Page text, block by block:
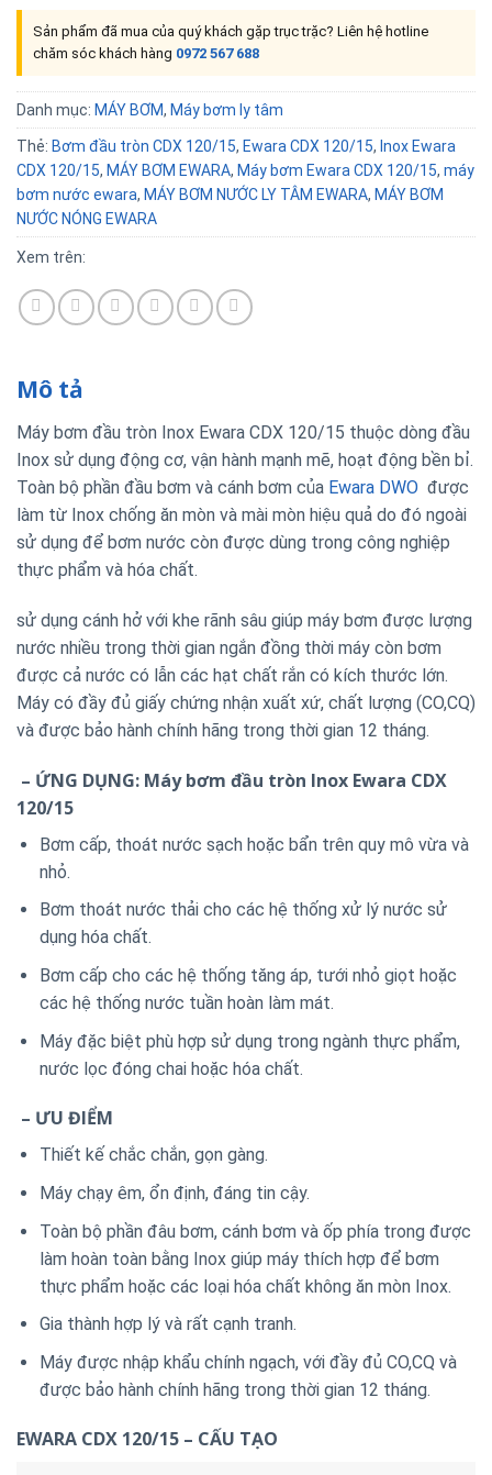
Sản phẩm đã mua của quý khách gặp trục trặc? Liên hệ hotline
chăm sóc khách hàng 0972 567 688
Danh mục: MÁY BƠM, Máy bơm ly tâm
Thẻ: Bơm đầu tròn CDX 120/15, Ewara CDX 120/15, Inox Ewara
CDX 120/15, MÁY BƠM EWARA, Máy bơm Ewara CDX 120/15, máy
bơm nước ewara, MÁY BƠM NƯỚC LY TÂM EWARA, MÁY BƠM
NƯỚC NÓNG EWARA
Xem trên:
Mô tả
Máy bơm đầu tròn Inox Ewara CDX 120/15 thuộc dòng đầu
Inox sử dụng động cơ, vận hành mạnh mẽ, hoạt động bền bỉ.
Toàn bộ phần đầu bơm và cánh bơm của Ewara DWO được
làm từ Inox chống ăn mòn và mài mòn hiệu quả do đó ngoài
sử dụng để bơm nước còn được dùng trong công nghiệp
thực phẩm và hóa chất.
sử dụng cánh hở với khe rãnh sâu giúp máy bơm được lượng
nước nhiều trong thời gian ngắn đồng thời máy còn bơm
được cả nước có lẫn các hạt chất rắn có kích thước lớn.
Máy có đầy đủ giấy chứng nhận xuất xứ, chất lượng (CO,CQ)
và được bảo hành chính hãng trong thời gian 12 tháng.
– ỨNG DỤNG: Máy bơm đầu tròn Inox Ewara CDX
120/15
Bơm cấp, thoát nước sạch hoặc bẩn trên quy mô vừa và
nhỏ.
Bơm thoát nước thải cho các hệ thống xử lý nước sử
dụng hóa chất.
Bơm cấp cho các hệ thống tăng áp, tưới nhỏ giọt hoặc
các hệ thống nước tuần hoàn làm mát.
Máy đặc biệt phù hợp sử dụng trong ngành thực phẩm,
nước lọc đóng chai hoặc hóa chất.
– ƯU ĐIỂM
Thiết kế chắc chắn, gọn gàng.
Máy chạy êm, ổn định, đáng tin cậy.
Toàn bộ phần đâu bơm, cánh bơm và ốp phía trong được
làm hoàn toàn bằng Inox giúp máy thích hợp để bơm
thực phẩm hoặc các loại hóa chất không ăn mòn Inox.
Gia thành hợp lý và rất cạnh tranh.
Máy được nhập khẩu chính ngạch, với đầy đủ CO,CQ và
được bảo hành chính hãng trong thời gian 12 tháng.
EWARA CDX 120/15 – CẤU TẠO